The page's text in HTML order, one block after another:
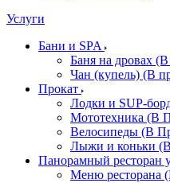
Услуги
Бани и SPA
Баня на дровах
Чан (купель) (В
Прокат
Лодки и SUP-
Мототехника (В
Велосипеды (В
Лыжи и коньки
Панорамный ресторан
Меню ресторана